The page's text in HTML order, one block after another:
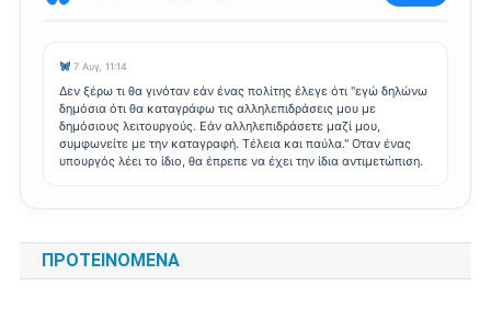
7 Αυγ, 11:14
Δεν ξέρω τι θα γινόταν εάν ένας πολίτης έλεγε ότι "εγώ δηλώνω
δημόσια ότι θα καταγράφω τις αλληλεπιδράσεις μου με
δημόσιους λειτουργούς. Εάν αλληλεπιδράσετε μαζί μου,
συμφωνείτε με την καταγραφή. Τέλεια και παύλα." Οταν ένας
υπουργός λέει το ίδιο, θα έπρεπε να έχει την ίδια αντιμετώπιση.
ΠΡΟΤΕΙΝΌΜΕΝΑ